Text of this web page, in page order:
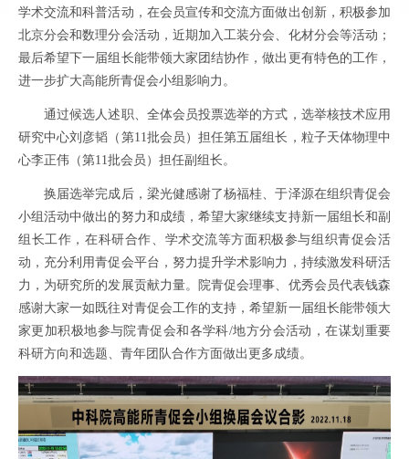
学术交流和科普活动，在会员宣传和交流方面做出创新，积极参加
北京分会和数理分会活动，近期加入工装分会、化材分会等活动；
最后希望下一届组长能带领大家团结协作，做出更有特色的工作，
进一步扩大高能所青促会小组影响力。
通过候选人述职、全体会员投票选举的方式，选举核技术应用
研究中心刘彦韬（第11批会员）担任第五届组长，粒子天体物理中
心李正伟（第11批会员）担任副组长。
换届选举完成后，梁光健感谢了杨福桂、于泽源在组织青促会
小组活动中做出的努力和成绩，希望大家继续支持新一届组长和副
组长工作，在科研合作、学术交流等方面积极参与组织青促会活
动，充分利用青促会平台，努力提升学术影响力，持续激发科研活
力，为研究所的发展贡献力量。院青促会理事、优秀会员代表钱森
感谢大家一如既往对青促会工作的支持，希望新一届组长能带领大
家更加积极地参与院青促会和各学科/地方分会活动，在谋划重要
科研方向和选题、青年团队合作方面做出更多成绩。